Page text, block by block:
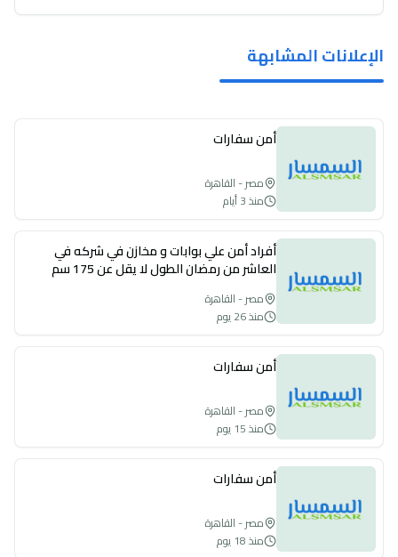
الإعلانات المشابهة
أمن سفارات
مصر - القاهرة
منذ 3 أيام
أفراد أمن علي بوابات و مخازن في شركه في
العاشر من رمضان الطول لا يقل عن 175 سم
مصر - القاهرة
منذ 26 يوم
أمن سفارات
مصر - القاهرة
منذ 15 يوم
أمن سفارات
مصر - القاهرة
منذ 18 يوم